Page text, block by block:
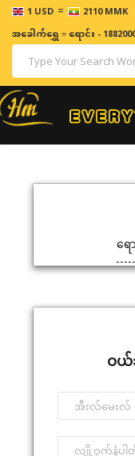
1 USD = 2110 MMK
ဈေးနှုန်းများသည် အချိ
အခေါက်ရွှေ=ရောင်း -
ရ
ဝယ်